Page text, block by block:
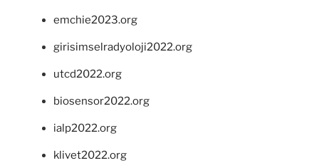
emchie2023.org
girisimselradyoloji2022.org
utcd2022.org
biosensor2022.org
ialp2022.org
klivet2022.org